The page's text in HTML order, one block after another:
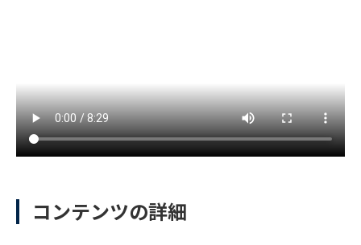
コンテンツの詳細